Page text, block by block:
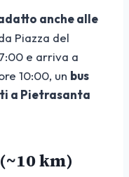
anche alle
Piazza del
e arriva a
10:00, un bus
a Pietrasanta
km)